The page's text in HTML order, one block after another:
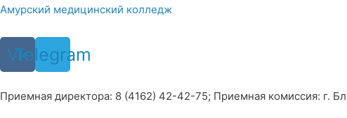
Перейти
содержимому
Амурский медицинский колледж
Vk
Telegram
Приемная директора: 8 (4162) 42-42-75; Приемная комиссия: г.